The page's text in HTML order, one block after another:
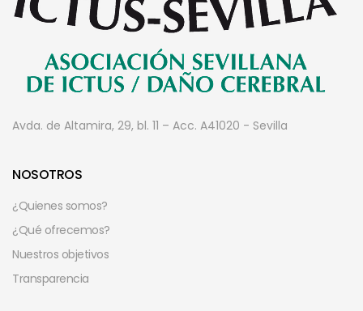
Avda. de Altamira, 29, bl. 11 – Acc. A41020 - Sevilla
NOSOTROS
¿Quienes somos?
¿Qué ofrecemos?
Nuestros objetivos
Transparencia